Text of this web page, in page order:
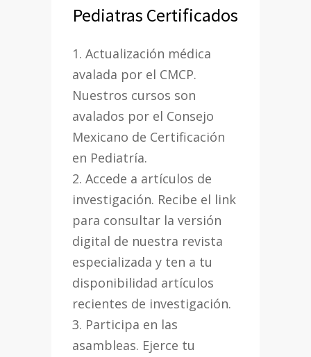
Pediatras Certificados
1. Actualización médica
avalada por el CMCP.
Nuestros cursos son
avalados por el Consejo
Mexicano de Certificación
en Pediatría.
2. Accede a artículos de
investigación. Recibe el link
para consultar la versión
digital de nuestra revista
especializada y ten a tu
disponibilidad artículos
recientes de investigación.
3. Participa en las
asambleas. Ejerce tu